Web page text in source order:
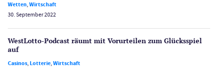
Wetten,Wirtschaft
30. September 2022
WestLotto-Podcast räumt mit Vorurteilen zum Glücksspiel
auf
Casinos,Lotterie,Wirtschaft